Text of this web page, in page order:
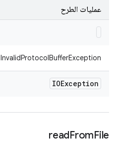
عمليات الطرح
InvalidProtocolBufferException
IOException
readFromFile